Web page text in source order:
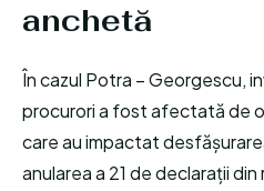
anchetă
În cazul Potra – Georgescu,
procurori a fost afectată de
care au impactat
anularea a 21 de declarații